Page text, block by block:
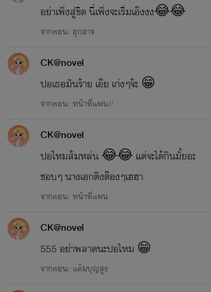
อย่าเพิ่งสู่ขิต นี่เพิ่งจะเริ่มเอ๊งงง😂😂
จากตอน: อุกอาจ
CK@novel
ปอเธอมันร้าย​ เอ๊ย​ เก่งๆจ้ะ​ 😁
จากตอน: หน้าที่แฟน//
CK@novel
ปอไหมส้มหล่น​ 😂😂 แต่จะได้กินมั้ยอะ
ชอบๆ​ นางเอกติงต๊อง​ๆเฮฮา
จากตอน: หน้าที่แฟน
CK@novel
555​ อย่าพลาดนะปอไหม​ 😁
จากตอน: แต้มบุญสูง